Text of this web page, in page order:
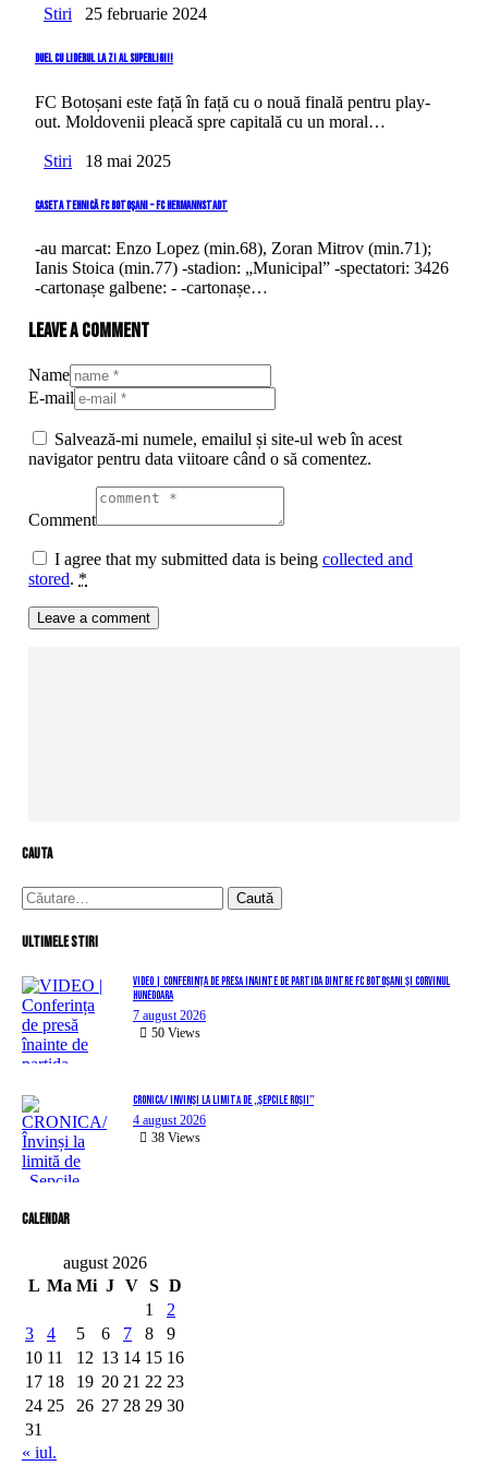
Stiri 25 februarie 2024
Duel cu liderul la zi al Superligii!
FC Botoșani este față în față cu o nouă finală pentru play-
out. Moldovenii pleacă spre capitală cu un moral…
Stiri 18 mai 2025
Caseta tehnică FC Botoșani – FC Hermannstadt
-au marcat: Enzo Lopez (min.68), Zoran Mitrov (min.71);
Ianis Stoica (min.77) -stadion: „Municipal” -spectatori: 3426
-cartonașe galbene: - -cartonașe…
Leave a comment
Name
E-mail
Salvează-mi numele, emailul și site-ul web în acest
navigator pentru data viitoare când o să comentez.
Comment
I agree that my submitted data is being collected and
stored. *
cauta
Caută
după:
Ultimele stiri
VIDEO | Conferința de presă înainte de partida dintre FC Botoșani și Corvinul
Hunedoara
7 august 2026
50 Views
CRONICA/ Învinși la limită de „Șepcile Roșii”
4 august 2026
38 Views
Calendar
august 2026
L Ma Mi J V S D
1
2
3
4 5 6 7 8
9
10 11 12 13 14 15 16
17 18 19 20 21 22 23
24 25 26 27 28 29 30
31
« iul.